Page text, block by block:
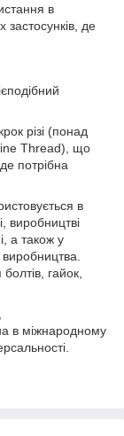
в
застосунків, де
різі (понад
Thread), що
потрібна
в
виробництві
а також у
гайок,
в міжнародному